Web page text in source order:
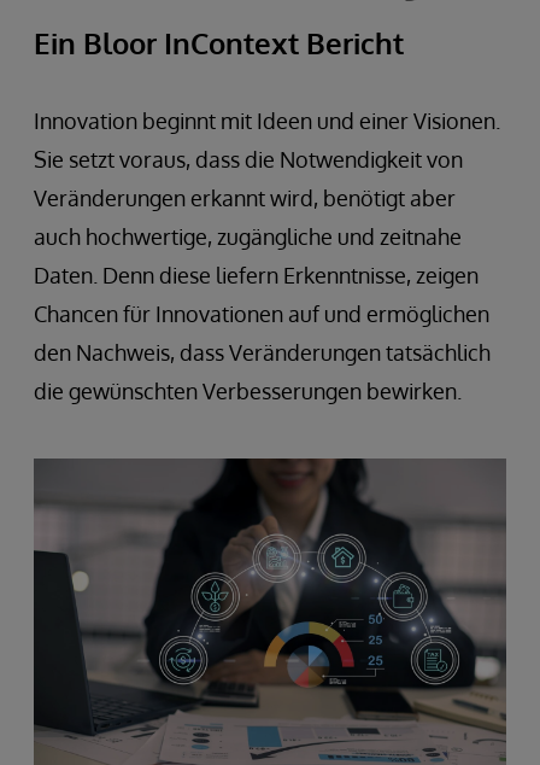
Ein Bloor InContext Bericht
Innovation beginnt mit Ideen und einer Visionen.
Sie setzt voraus, dass die Notwendigkeit von
Veränderungen erkannt wird, benötigt aber
auch hochwertige, zugängliche und zeitnahe
Daten. Denn diese liefern Erkenntnisse, zeigen
Chancen für Innovationen auf und ermöglichen
den Nachweis, dass Veränderungen tatsächlich
die gewünschten Verbesserungen bewirken.